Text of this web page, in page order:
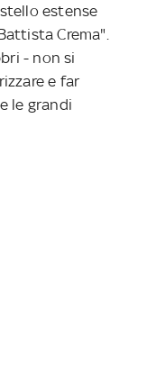
estense
Crema".
- non si
e far
le grandi